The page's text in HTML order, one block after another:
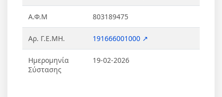
Α.Φ.Μ 803189475
Αρ. Γ.Ε.ΜΗ. 191666001000 ↗
Ημερομηνία
Σύστασης
19-02-2026